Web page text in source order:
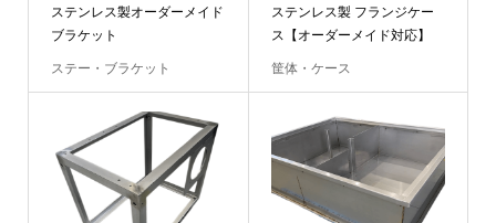
ステンレス製オーダーメイド
ブラケット
ステー・ブラケット
ステンレス製 フランジケー
ス【オーダーメイド対応】
筐体・ケース